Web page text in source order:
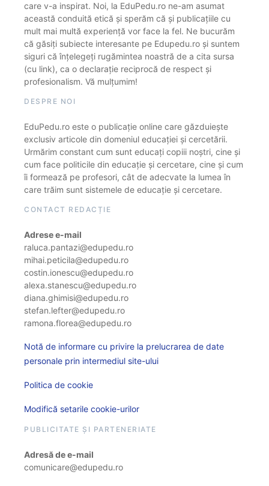
care v-a inspirat. Noi, la EduPedu.ro ne-am asumat
această conduită etică și sperăm că și publicațiile cu
mult mai multă experiență vor face la fel. Ne bucurăm
că găsiți subiecte interesante pe Edupedu.ro și suntem
siguri că înțelegeți rugămintea noastră de a cita sursa
(cu link), ca o declarație reciprocă de respect și
profesionalism. Vă mulțumim!
DESPRE NOI
EduPedu.ro este o publicație online care găzduiește
exclusiv articole din domeniul educației și cercetării.
Urmărim constant cum sunt educați copiii noștri, cine și
cum face politicile din educație și cercetare, cine și cum
îi formează pe profesori, cât de adecvate la lumea în
care trăim sunt sistemele de educație și cercetare.
CONTACT REDACȚIE
Adrese e-mail
raluca.pantazi@edupedu.ro
mihai.peticila@edupedu.ro
costin.ionescu@edupedu.ro
alexa.stanescu@edupedu.ro
diana.ghimisi@edupedu.ro
stefan.lefter@edupedu.ro
ramona.florea@edupedu.ro
Notă de informare cu privire la prelucrarea de date
personale prin intermediul site-ului
Politica de cookie
Modifică setarile cookie-urilor
PUBLICITATE ȘI PARTENERIATE
Adresă de e-mail
comunicare@edupedu.ro